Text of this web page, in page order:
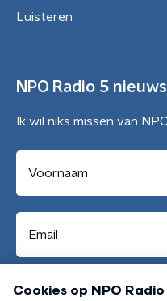
Luisteren
NPO Radio 5
Ik wil niks missen van